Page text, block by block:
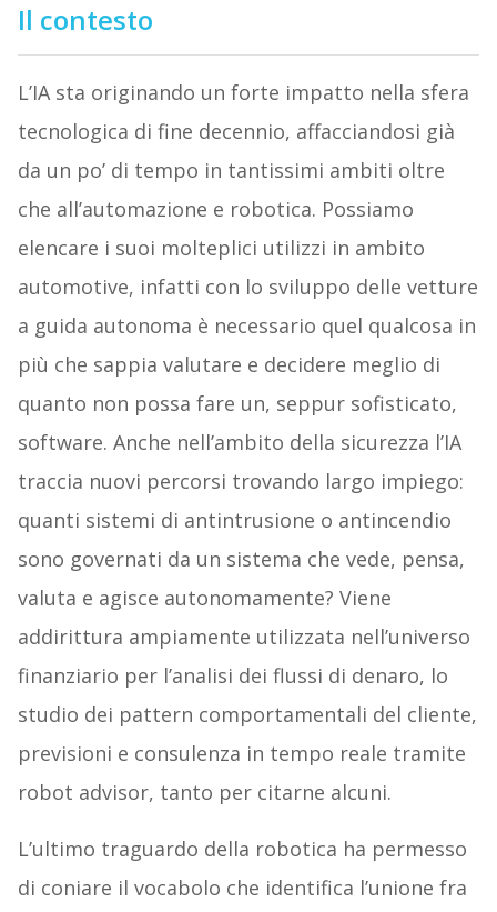
Il contesto
L’IA sta originando un forte impatto nella sfera
tecnologica di fine decennio, affacciandosi già
da un po’ di tempo in tantissimi ambiti oltre
che all’automazione e robotica. Possiamo
elencare i suoi molteplici utilizzi in ambito
automotive, infatti con lo sviluppo delle vetture
a guida autonoma è necessario quel qualcosa in
più che sappia valutare e decidere meglio di
quanto non possa fare un, seppur sofisticato,
software. Anche nell’ambito della sicurezza l’IA
traccia nuovi percorsi trovando largo impiego:
quanti sistemi di antintrusione o antincendio
sono governati da un sistema che vede, pensa,
valuta e agisce autonomamente? Viene
addirittura ampiamente utilizzata nell’universo
finanziario per l’analisi dei flussi di denaro, lo
studio dei pattern comportamentali del cliente,
previsioni e consulenza in tempo reale tramite
robot advisor, tanto per citarne alcuni.
L’ultimo traguardo della robotica ha permesso
di coniare il vocabolo che identifica l’unione fra